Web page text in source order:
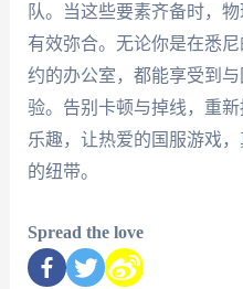
队。当这些要素齐备时，
有效弥合。无论你是在悉
约的办公室，都能享受到
验。告别卡顿与掉线，重
乐趣，让热爱的国服游戏
的纽带。
Spread the love